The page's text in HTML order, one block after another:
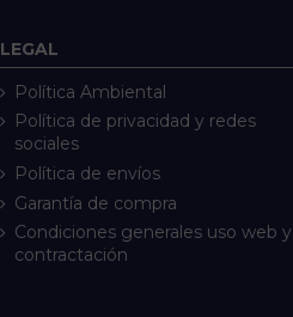
LEGAL
Política Ambiental
Política de privacidad y redes
sociales
Política de envíos
Garantía de compra
Condiciones generales uso web y
contractación